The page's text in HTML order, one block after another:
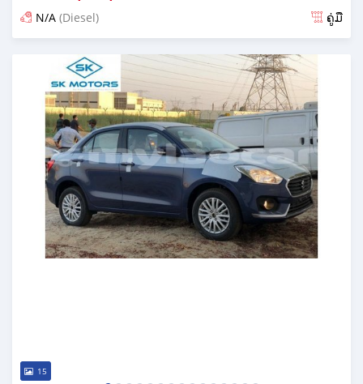
N/A (Diesel) ຄູ່ມື
ໂພດ almost 6 years ກ່ອນ ໜ້າ ນີ້
15